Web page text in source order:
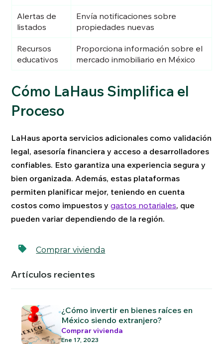
Alertas de
listados
Envía notificaciones sobre
propiedades nuevas
Recursos
educativos
Proporciona información sobre el
mercado inmobiliario en México
Cómo LaHaus Simplifica el
Proceso
LaHaus aporta servicios adicionales como validación
legal, asesoría financiera y acceso a desarrolladores
confiables. Esto garantiza una experiencia segura y
bien organizada. Además, estas plataformas
permiten planificar mejor, teniendo en cuenta
costos como impuestos y gastos notariales, que
pueden variar dependiendo de la región.
Comprar vivienda
Artículos recientes
¿Cómo invertir en bienes raíces en
México siendo extranjero?
Comprar vivienda
Ene 17, 2023